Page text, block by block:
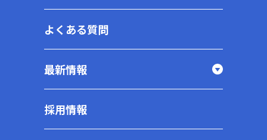
よくある質問
最新情報
採用情報